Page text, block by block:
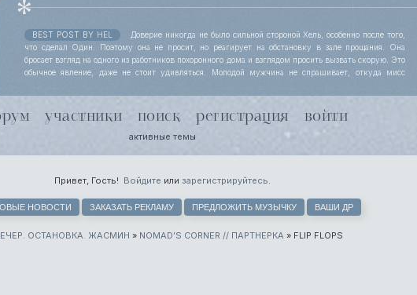
BEST POST BY HEL
Доверие никогда не было сильной стороной Хель, особенно после того,
что сделал Один. Поэтому она не просит, но реагирует на обстановку в зале прощания. Она
бросает взгляд на одного из работников похоронного дома и взглядом просить вызвать скорую. Это
обычное явление, даже не стоит удивляться. Молодой мужчина не спрашивает, откуда мисс
поняли, что чутью незнакомки лучше доверять. Хель чуть хмурится.
участники поиск регистрация войти
активные темы
НОВОСТИ ЗАКАЗАТЬ РЕКЛАМУ ПРЕДЛОЖИТЬ МУЗЫЧКУ ВАШИ ДР
Привет, Гость! Войдите или зарегистрируйтесь.
ОСТАНОВКА. ЖАСМИН » NOMAD’S CORNER // ПАРТНЕРКА » FLIP FLOPS